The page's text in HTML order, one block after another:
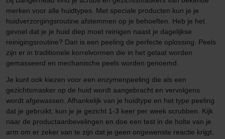
merken voor alle huidtypes. Met speciale producten kun je je
huidverzorgingsroutine afstemmen op je behoeften. Heb je het
gevoel dat je je huid diep moet reinigen naast je dagelijkse
reinigingsroutine? Dan is een peeling de perfecte oplossing. Peels
zijn er in traditionele korrelvormen die in het gelaat worden
gemasseerd en mechanische peels worden genoemd.
Je kunt ook kiezen voor een enzymenpeeling die als een
gezichtsmasker op de huid wordt aangebracht en vervolgens
wordt afgewassen. Afhankelijk van je huidtype en het type peeling
dat je gebruikt, kun je je gezicht 1-3 keer per week scrubben. Kijk
naar de productaanbevelingen en doe een test in de holte van je
arm om er zeker van te zijn dat je geen ongewenste reactie krijgt.